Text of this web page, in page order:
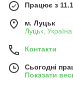
Працює з
м. Луцьк
Луцьк, Україна
Контакти
Сьогодні
Показати